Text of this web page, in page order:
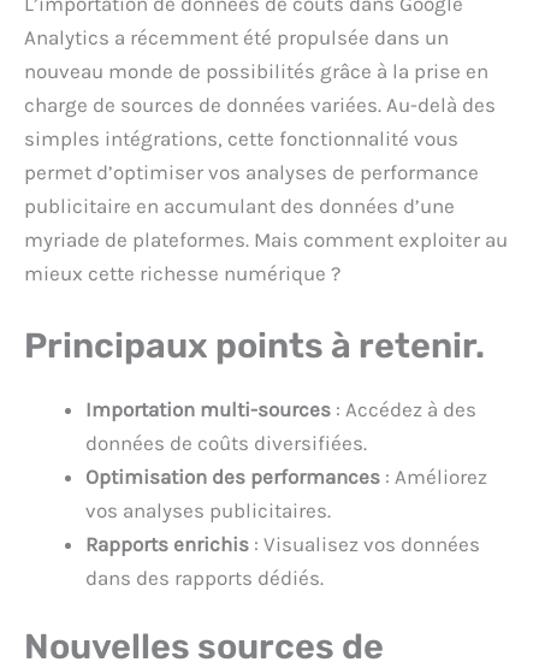
Analytics a récemment été propulsée dans un
nouveau monde de possibilités grâce à la prise en
charge de sources de données variées. Au-delà des
simples intégrations, cette fonctionnalité vous
permet d’optimiser vos analyses de performance
publicitaire en accumulant des données d’une
myriade de plateformes. Mais comment exploiter au
mieux cette richesse numérique ?
Principaux points à retenir.
Importation multi-sources : Accédez à des
données de coûts diversifiées.
Optimisation des performances : Améliorez
vos analyses publicitaires.
Rapports enrichis : Visualisez vos données
dans des rapports dédiés.
Nouvelles sources de